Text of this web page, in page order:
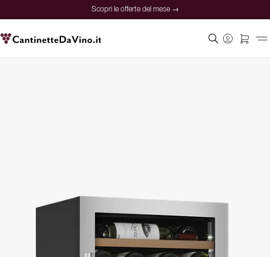
Scopri le offerte del mese →